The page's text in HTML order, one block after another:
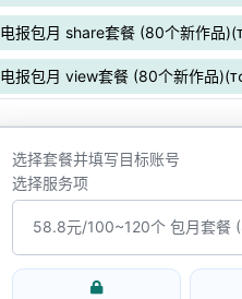
电报包月 share套餐 (80个新作品
电报包月 view套餐 (80个新作品
选择套餐并填写目标账号
选择服务项